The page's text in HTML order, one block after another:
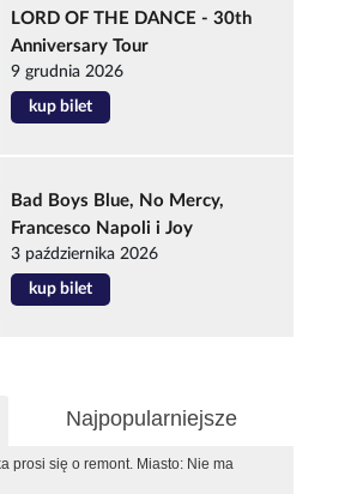
LORD OF THE DANCE - 30th
Anniversary Tour
9 grudnia 2026
kup bilet
Bad Boys Blue, No Mercy,
Francesco Napoli i Joy
3 października 2026
kup bilet
Najpopularniejsze
prosi się o remont. Miasto: Nie ma